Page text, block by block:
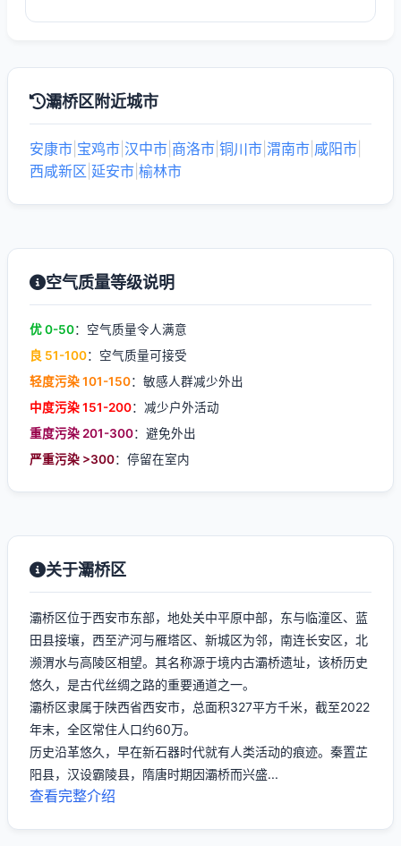
灞桥区附近城市
安康市 宝鸡市 汉中市 商洛市 铜川市 渭南市 咸阳市
西咸新区 延安市 榆林市
空气质量等级说明
优 0-50：空气质量令人满意
良 51-100：空气质量可接受
轻度污染 101-150：敏感人群减少外出
中度污染 151-200：减少户外活动
重度污染 201-300：避免外出
严重污染 >300：停留在室内
关于灞桥区
灞桥区位于西安市东部，地处关中平原中部，东与临潼区、蓝
田县接壤，西至浐河与雁塔区、新城区为邻，南连长安区，北
濒渭水与高陵区相望。其名称源于境内古灞桥遗址，该桥历史
悠久，是古代丝绸之路的重要通道之一。
灞桥区隶属于陕西省西安市，总面积327平方千米，截至2022
年末，全区常住人口约60万。
历史沿革悠久，早在新石器时代就有人类活动的痕迹。秦置芷
阳县，汉设霸陵县，隋唐时期因灞桥而兴盛...
查看完整介绍